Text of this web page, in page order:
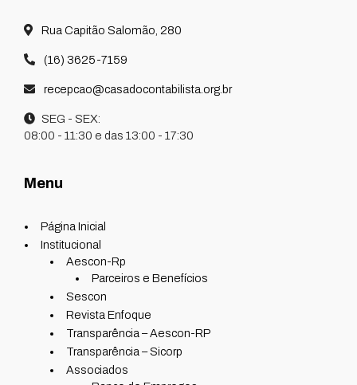
Rua Capitão Salomão, 280
(16) 3625-7159
recepcao@casadocontabilista.org.br
SEG - SEX:
08:00 - 11:30 e das 13:00 - 17:30
Menu
Página Inicial
Institucional
Aescon-Rp
Parceiros e Benefícios
Sescon
Revista Enfoque
Transparência – Aescon-RP
Transparência – Sicorp
Associados